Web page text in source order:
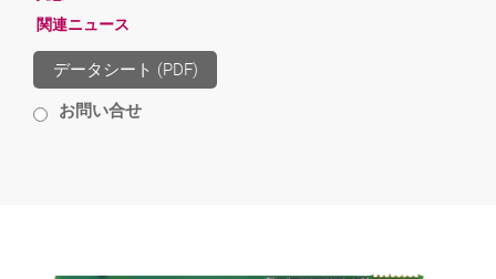
関連ニュース
データシート (PDF)
お問い合せ